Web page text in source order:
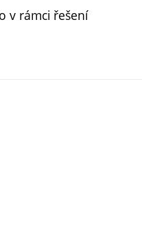
v rámci řešení